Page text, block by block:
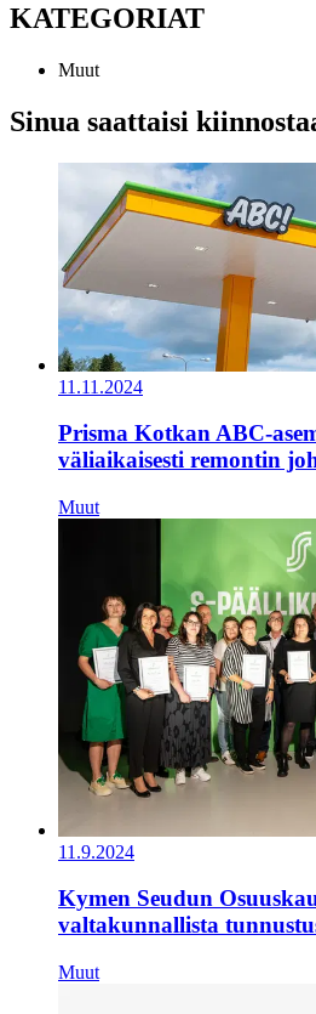
KATEGORIAT
Muut
Sinua saattaisi
11.11.2024
Prisma Kotkan ABC-
väliaikaisesti remontin
Muut
11.9.2024
Kymen Seudun
valtakunnallista
Muut